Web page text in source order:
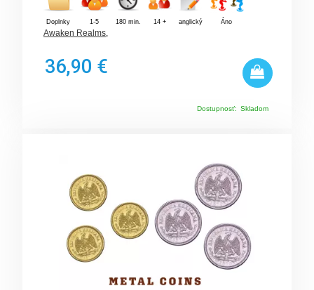
Doplnky 1-5 180 min. 14 + anglický Áno
Awaken Realms,
36,90 €
Dostupnosť: Skladom